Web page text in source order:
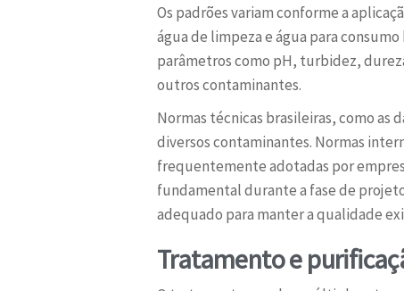
Os padrões variam conforme a
água de limpeza e água para
parâmetros como pH, turbidez,
outros contaminantes.
Normas técnicas brasileiras, como as
diversos contaminantes. Normas
frequentemente adotadas por
fundamental durante a fase de
adequado para manter a qualidade
Tratamento e